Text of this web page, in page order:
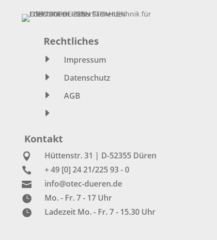
Rechtliches
E Impressum
E Datenschutz
E AGB
E
Kontakt
 Hüttenstr. 31 | D-52355 Düren
 + 49 [0] 24 21/225 93 - 0
 info@otec-dueren.de
 Mo. - Fr. 7 - 17 Uhr
 Ladezeit Mo. - Fr. 7 - 15.30 Uhr